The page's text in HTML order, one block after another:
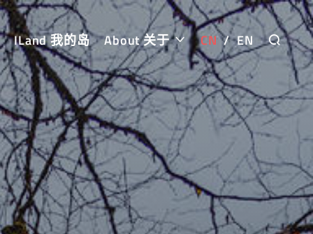
ILand 我的岛 About 关于 CN /EN